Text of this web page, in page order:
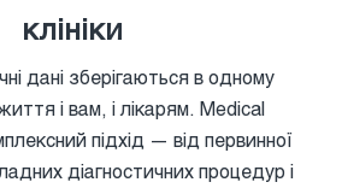
клініки
дані зберігаються в одному
і вам, і лікарям. Medical
підхід — від первинної
діагностичних процедур і